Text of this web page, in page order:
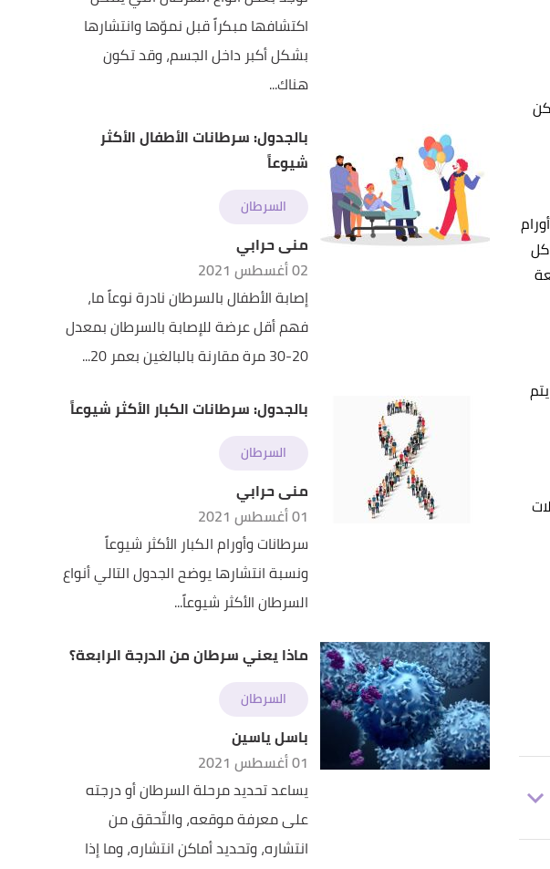
اكتشافها مبكراً قبل نموّها وانتشارها
بشكل أكبر داخل الجسم، وقد تكون
هناك...
بالجدول: سرطانات الأطفال الأكثر
شيوعاً
السرطان
منى حرابي
02 أغسطس 2021
إصابة الأطفال بالسرطان نادرة نوعاً ما،
فهم أقل عرضة للإصابة بالسرطان بمعدل
20-30 مرة مقارنة بالبالغين بعمر 20...
بالجدول: سرطانات الكبار الأكثر شيوعاً
السرطان
منى حرابي
01 أغسطس 2021
سرطانات وأورام الكبار الأكثر شيوعاً
ونسبة انتشارها يوضح الجدول التالي أنواع
السرطان الأكثر شيوعاً...
ماذا يعني سرطان من الدرجة الرابعة؟
السرطان
باسل ياسين
01 أغسطس 2021
يساعد تحديد مرحلة السرطان أو درجته
على معرفة موقعه، والتّحقق من
انتشاره، وتحديد أماكن انتشاره، وما إذا